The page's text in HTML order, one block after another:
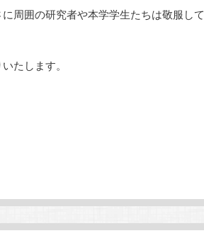
周囲の研究者や本学学生たちは敬服して
たします。